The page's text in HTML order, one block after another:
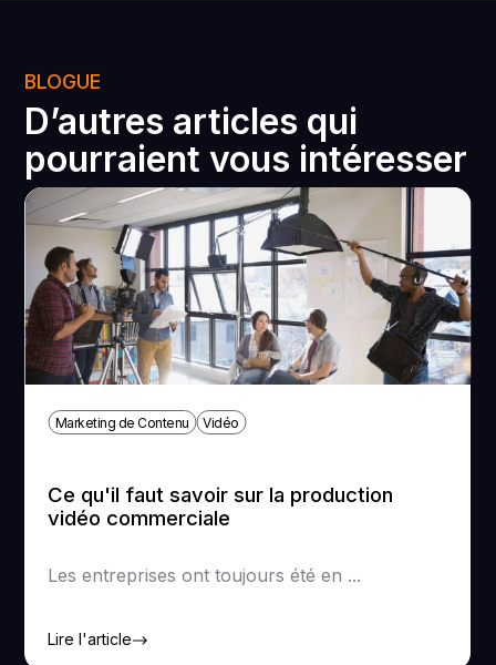
BLOGUE
D’autres articles qui
pourraient vous intéresser
Marketing de Contenu Vidéo
Ce qu'il faut savoir sur la production
vidéo commerciale
Les entreprises ont toujours été en ...
Lire l'article